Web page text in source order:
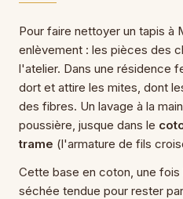
Pour faire nettoyer un tapis à
enlèvement : les pièces des
l'atelier. Dans une résidence
dort et attire les mites, dont
des fibres. Un lavage à la
poussière, jusque dans le
trame (l'armature de fils
Cette base en coton, une
séchée tendue pour rester